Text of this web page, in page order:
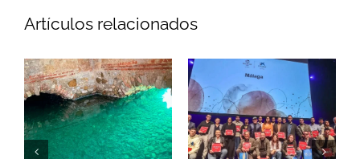
Artículos relacionados